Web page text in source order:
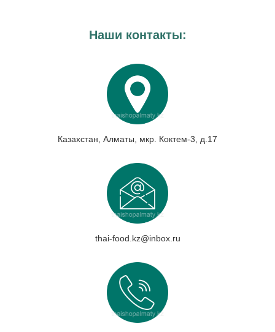
Наши контакты:
Казахстан, Алматы, мкр. Коктем-3, д.17
thai-food.kz@inbox.ru